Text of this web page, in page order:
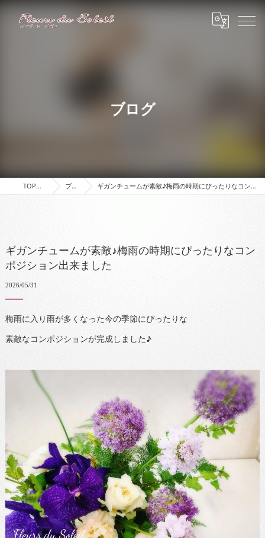
ブログ
TOPページ ブログ ギガンチュームが素敵♪梅雨の時期にぴったりなコンポジション出来ました
ギガンチュームが素敵♪梅雨の時期にぴったりなコン
ポジション出来ました
2026/05/31
梅雨に入り雨が多くなった今の季節にぴったりな
素敵なコンポジションが完成しました♪